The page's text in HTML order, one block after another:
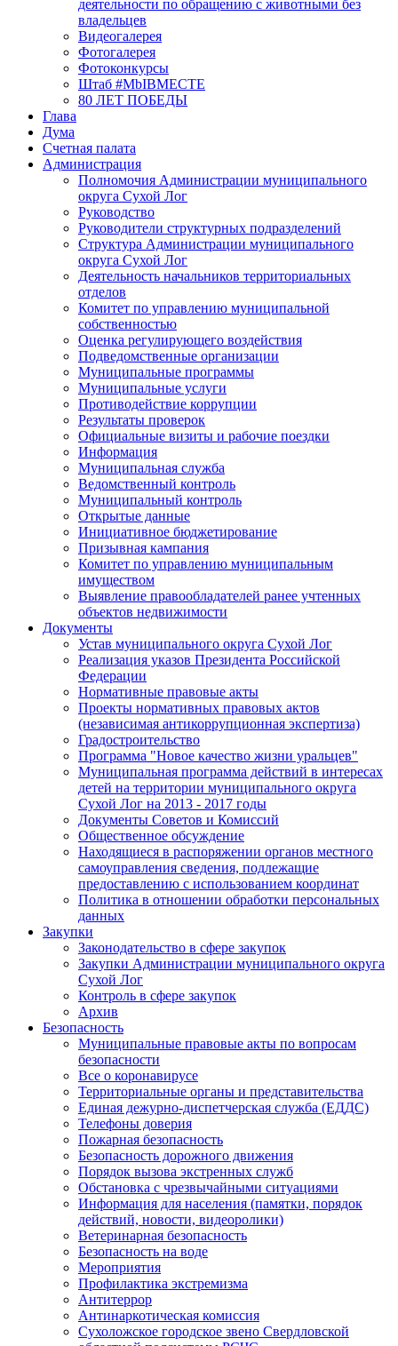
деятельности по обращению с животными без
владельцев
Видеогалерея
Фотогалерея
Фотоконкурсы
Штаб #MbIBMECTE
80 ЛЕТ ПОБЕДЫ
Глава
Дума
Счетная палата
Администрация
Полномочия Администрации муниципального
округа Сухой Лог
Руководство
Руководители структурных подразделений
Структура Администрации муниципального
округа Сухой Лог
Деятельность начальников территориальных
отделов
Комитет по управлению муниципальной
собственностью
Оценка регулирующего воздействия
Подведомственные организации
Муниципальные программы
Муниципальные услуги
Противодействие коррупции
Результаты проверок
Официальные визиты и рабочие поездки
Информация
Муниципальная служба
Ведомственный контроль
Муниципальный контроль
Открытые данные
Инициативное бюджетирование
Призывная кампания
Комитет по управлению муниципальным
имуществом
Выявление правообладателей ранее учтенных
объектов недвижимости
Документы
Устав муниципального округа Сухой Лог
Реализация указов Президента Российской
Федерации
Нормативные правовые акты
Проекты нормативных правовых актов
(независимая антикоррупционная экспертиза)
Градостроительство
Программа "Новое качество жизни уральцев"
Муниципальная программа действий в интересах
детей на территории муниципального округа
Сухой Лог на 2013 - 2017 годы
Документы Советов и Комиссий
Общественное обсуждение
Находящиеся в распоряжении органов местного
самоуправления сведения, подлежащие
предоставлению с использованием координат
Политика в отношении обработки персональных
данных
Закупки
Законодательство в сфере закупок
Закупки Администрации муниципального округа
Сухой Лог
Контроль в сфере закупок
Архив
Безопасность
Муниципальные правовые акты по вопросам
безопасности
Все о коронавирусе
Территориальные органы и представительства
Единая дежурно-диспетчерская служба (ЕДДС)
Телефоны доверия
Пожарная безопасность
Безопасность дорожного движения
Порядок вызова экстренных служб
Обстановка с чрезвычайными ситуациями
Информация для населения (памятки, порядок
действий, новости, видеоролики)
Ветеринарная безопасность
Безопасность на воде
Мероприятия
Профилактика экстремизма
Антитеррор
Антинаркотическая комиссия
Сухоложское городское звено Свердловской